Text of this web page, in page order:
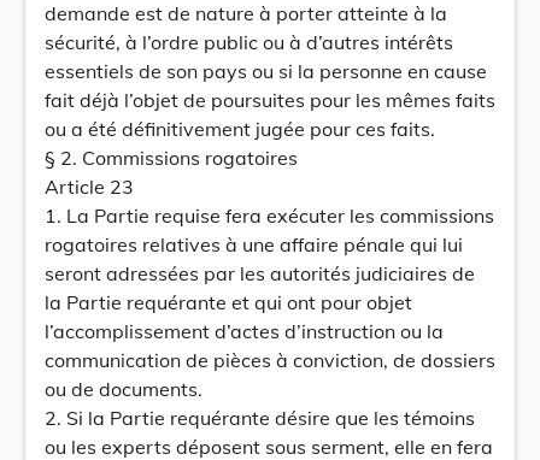
demande est de nature à porter atteinte à la
sécurité, à l’ordre public ou à d’autres intérêts
essentiels de son pays ou si la personne en cause
fait déjà l’objet de poursuites pour les mêmes faits
ou a été définitivement jugée pour ces faits.
§ 2. Commissions rogatoires
Article 23
1. La Partie requise fera exécuter les commissions
rogatoires relatives à une affaire pénale qui lui
seront adressées par les autorités judiciaires de
la Partie requérante et qui ont pour objet
l’accomplissement d’actes d’instruction ou la
communication de pièces à conviction, de dossiers
ou de documents.
2. Si la Partie requérante désire que les témoins
ou les experts déposent sous serment, elle en fera